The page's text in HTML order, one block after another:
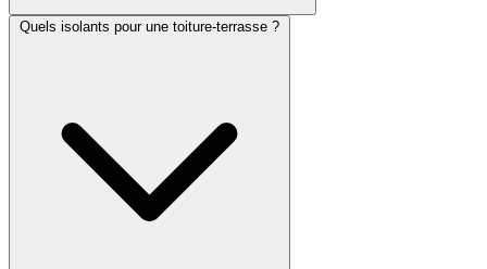
Quels isolants pour une toiture-terrasse ?